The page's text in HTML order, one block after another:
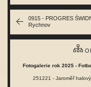
0915 - PROGRES
Rychnov
Fotogalerie rok 2025 -
251221 - Jaroměř